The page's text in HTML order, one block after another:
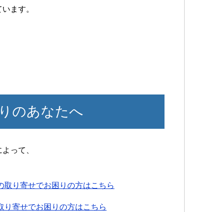
ます。
のあなたへ
って、
り寄せでお困りの方はこちら
り寄せでお困りの方はこちら